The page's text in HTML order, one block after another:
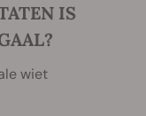
IS
wiet